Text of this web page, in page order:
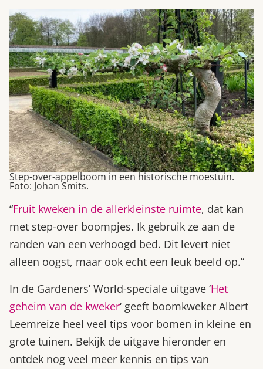
Step-over-appelboom in een historische moestuin.
Foto: Johan Smits.
“Fruit kweken in de allerkleinste ruimte, dat kan
met step-over boompjes. Ik gebruik ze aan de
randen van een verhoogd bed. Dit levert niet
alleen oogst, maar ook echt een leuk beeld op.”
In de Gardeners’ World-speciale uitgave ‘Het
geheim van de kweker‘ geeft boomkweker Albert
Leemreize heel veel tips voor bomen in kleine en
grote tuinen. Bekijk de uitgave hieronder en
ontdek nog veel meer kennis en tips van